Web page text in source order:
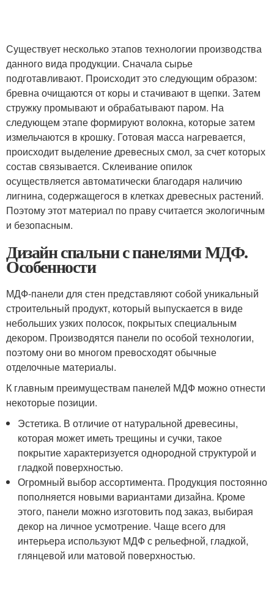
Существует несколько этапов технологии производства
данного вида продукции. Сначала сырье
подготавливают. Происходит это следующим образом:
бревна очищаются от коры и стачивают в щепки. Затем
стружку промывают и обрабатывают паром. На
следующем этапе формируют волокна, которые затем
измельчаются в крошку. Готовая масса нагревается,
происходит выделение древесных смол, за счет которых
состав связывается. Склеивание опилок
осуществляется автоматически благодаря наличию
лигнина, содержащегося в клетках древесных растений.
Поэтому этот материал по праву считается экологичным
и безопасным.
Дизайн спальни с панелями МДФ.
Особенности
МДФ-панели для стен представляют собой уникальный
строительный продукт, который выпускается в виде
небольших узких полосок, покрытых специальным
декором. Производятся панели по особой технологии,
поэтому они во многом превосходят обычные
отделочные материалы.
К главным преимуществам панелей МДФ можно отнести
некоторые позиции.
Эстетика. В отличие от натуральной древесины,
которая может иметь трещины и сучки, такое
покрытие характеризуется однородной структурой и
гладкой поверхностью.
Огромный выбор ассортимента. Продукция постоянно
пополняется новыми вариантами дизайна. Кроме
этого, панели можно изготовить под заказ, выбирая
декор на личное усмотрение. Чаще всего для
интерьера используют МДФ с рельефной, гладкой,
глянцевой или матовой поверхностью.